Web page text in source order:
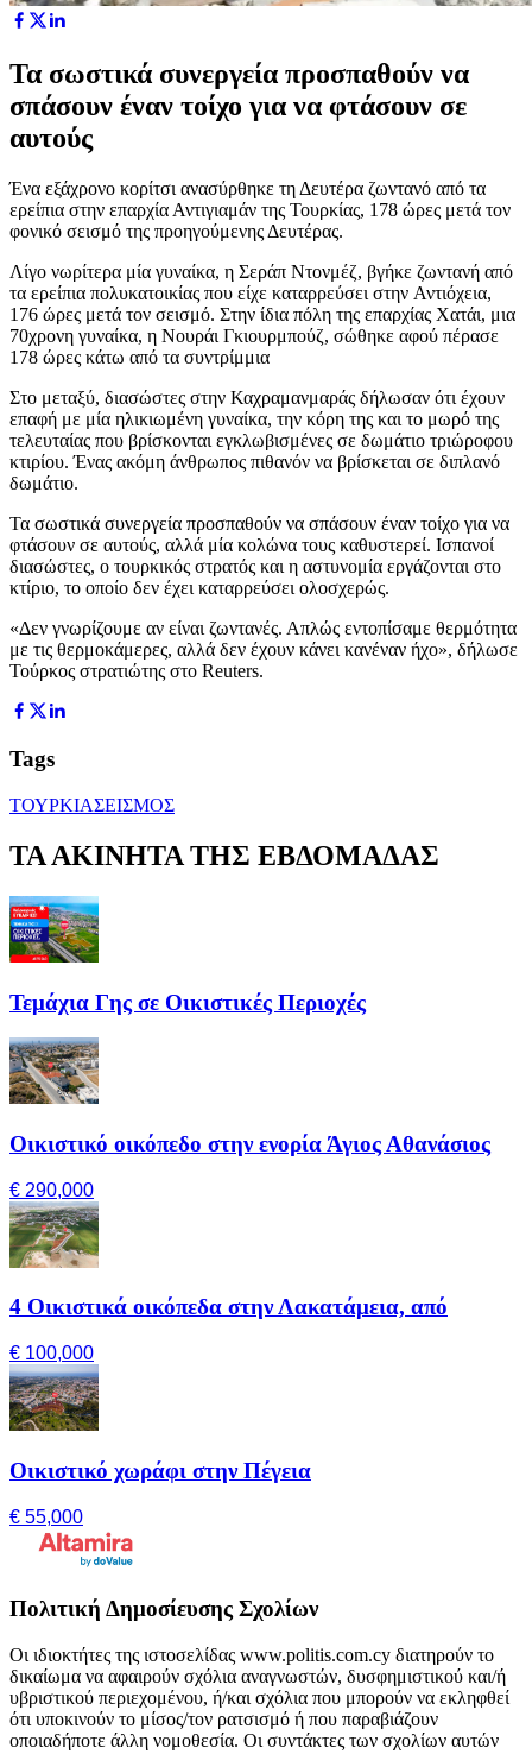
Τα σωστικά συνεργεία προσπαθούν να
σπάσουν έναν τοίχο για να φτάσουν σε
αυτούς
Ένα εξάχρονο κορίτσι ανασύρθηκε τη Δευτέρα ζωντανό από τα
ερείπια στην επαρχία Αντιγιαμάν της Τουρκίας, 178 ώρες μετά τον
φονικό σεισμό της προηγούμενης Δευτέρας.
Λίγο νωρίτερα μία γυναίκα, η Σεράπ Ντονμέζ, βγήκε ζωντανή από
τα ερείπια πολυκατοικίας που είχε καταρρεύσει στην Αντιόχεια,
176 ώρες μετά τον σεισμό. Στην ίδια πόλη της επαρχίας Χατάι, μια
70χρονη γυναίκα, η Νουράι Γκιουρμπούζ, σώθηκε αφού πέρασε
178 ώρες κάτω από τα συντρίμμια
Στο μεταξύ, διασώστες στην Καχραμανμαράς δήλωσαν ότι έχουν
επαφή με μία ηλικιωμένη γυναίκα, την κόρη της και το μωρό της
τελευταίας που βρίσκονται εγκλωβισμένες σε δωμάτιο τριώροφου
κτιρίου. Ένας ακόμη άνθρωπος πιθανόν να βρίσκεται σε διπλανό
δωμάτιο.
Τα σωστικά συνεργεία προσπαθούν να σπάσουν έναν τοίχο για να
φτάσουν σε αυτούς, αλλά μία κολώνα τους καθυστερεί. Ισπανοί
διασώστες, ο τουρκικός στρατός και η αστυνομία εργάζονται στο
κτίριο, το οποίο δεν έχει καταρρεύσει ολοσχερώς.
«Δεν γνωρίζουμε αν είναι ζωντανές. Απλώς εντοπίσαμε θερμότητα
με τις θερμοκάμερες, αλλά δεν έχουν κάνει κανέναν ήχο», δήλωσε
Τούρκος στρατιώτης στο Reuters.
Tags
ΤΟΥΡΚΙΑΣΕΙΣΜΟΣ
ΤΑ ΑΚΙΝΗΤΑ ΤΗΣ ΕΒΔΟΜΑΔΑΣ
Τεμάχια Γης σε Οικιστικές Περιοχές
Οικιστικό οικόπεδο στην ενορία Άγιος Αθανάσιος
€ 290,000
4 Οικιστικά οικόπεδα στην Λακατάμεια, από
€ 100,000
Οικιστικό χωράφι στην Πέγεια
€ 55,000
Πολιτική Δημοσίευσης Σχολίων
Οι ιδιοκτήτες της ιστοσελίδας www.politis.com.cy διατηρούν το
δικαίωμα να αφαιρούν σχόλια αναγνωστών, δυσφημιστικού και/ή
υβριστικού περιεχομένου, ή/και σχόλια που μπορούν να εκληφθεί
ότι υποκινούν το μίσος/τον ρατσισμό ή που παραβιάζουν
οποιαδήποτε άλλη νομοθεσία. Οι συντάκτες των σχολίων αυτών